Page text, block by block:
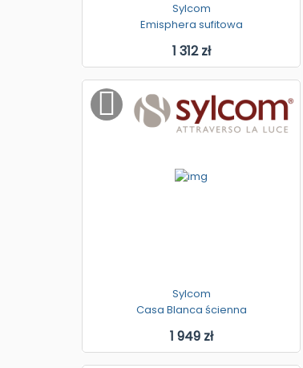
Sylcom
Emisphera sufitowa
1 312 zł
Sylcom
Casa Blanca ścienna
1 949 zł